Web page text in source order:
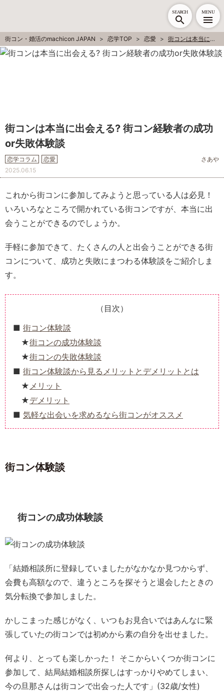
SEARCH MENU
街コン・婚活のmachicon JAPAN 恋学TOP 恋愛 街コンは本当に出会える? 街コン経験者の成功or失敗体験談
街コンは本当に出会える? 街コン経験者の成功
or失敗体験談
恋学コラム 恋愛
さあや
2025.06.15
これから街コンに参加してみようと思っている人は必見！
いろいろなところで開かれている街コンですが、本当に出
会うことができるのでしょうか。
手軽に参加できて、たくさんの人と出会うことができる街
コンについて、成功と失敗にまつわる体験談をご紹介しま
す。
（目次）
街コン体験談
街コンの成功体験談
街コンの失敗体験談
街コン体験談から見るメリットとデメリットとは
メリット
デメリット
気軽な出会いを求めるなら街コンがオススメ
街コン体験談
街コンの成功体験談
「結婚相談所に登録していましたがなかなか見つからず、
会費も高額なので、違うところを探そうと退会したときの
気分転換で参加しました。
かしこまった感じがなく、いつもお見合いではあんなに緊
張していたの街コンでは初めから素の自分を出せました。
何より、とっても楽しかった！ そこからいくつか街コンに
参加して、結局結婚相談所探しはすっかりやめてしまい、
今の旦那さんは街コンで出会った人です」(32歳/女性)